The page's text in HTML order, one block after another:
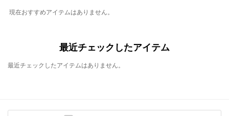
現在おすすめアイテムはありません。
最近チェックしたアイテム
最近チェックしたアイテムはありません。